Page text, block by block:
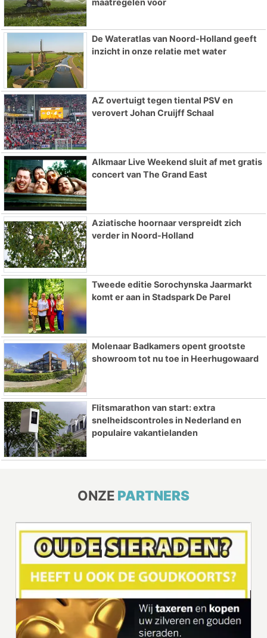
maatregelen voor
De Wateratlas van Noord-Holland geeft
inzicht in onze relatie met water
AZ overtuigt tegen tiental PSV en
verovert Johan Cruijff Schaal
Alkmaar Live Weekend sluit af met gratis
concert van The Grand East
Aziatische hoornaar verspreidt zich
verder in Noord-Holland
Tweede editie Sorochynska Jaarmarkt
komt er aan in Stadspark De Parel
Molenaar Badkamers opent grootste
showroom tot nu toe in Heerhugowaard
Flitsmarathon van start: extra
snelheidscontroles in Nederland en
populaire vakantielanden
ONZE PARTNERS